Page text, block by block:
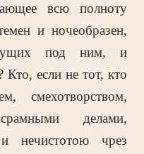
всю полноту
и ночеобразен,
под ним, и
Кто, если не тот, кто
смехотворством,
делами,
нечистотою чрез